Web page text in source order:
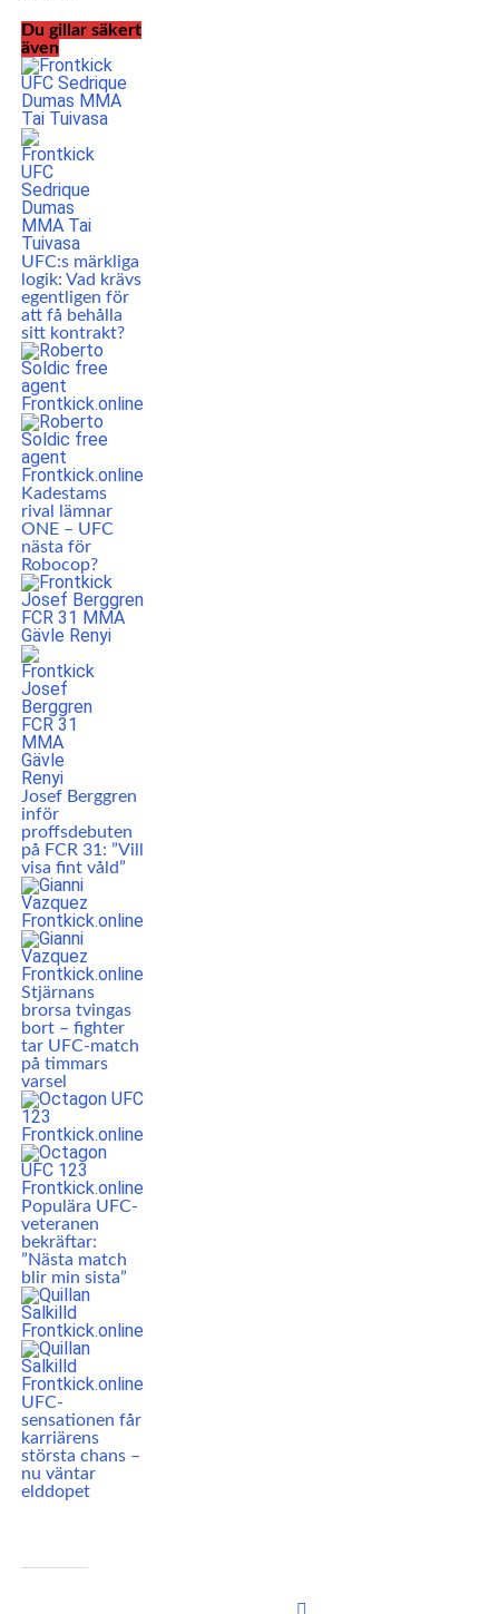
Du gillar säkert
även
UFC:s märkliga
logik: Vad krävs
egentligen för
att få behålla
sitt kontrakt?
Kadestams
rival lämnar
ONE – UFC
nästa för
Robocop?
Josef Berggren
inför
proffsdebuten
på FCR 31: ”Vill
visa fint våld”
Stjärnans
brorsa tvingas
bort – fighter
tar UFC-match
på timmars
varsel
Populära UFC-
veteranen
bekräftar:
”Nästa match
blir min sista”
UFC-
sensationen får
karriärens
största chans –
nu väntar
elddopet